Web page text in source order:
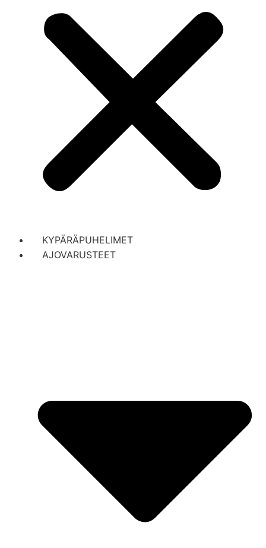
KYPÄRÄPUHELIMET
AJOVARUSTEET